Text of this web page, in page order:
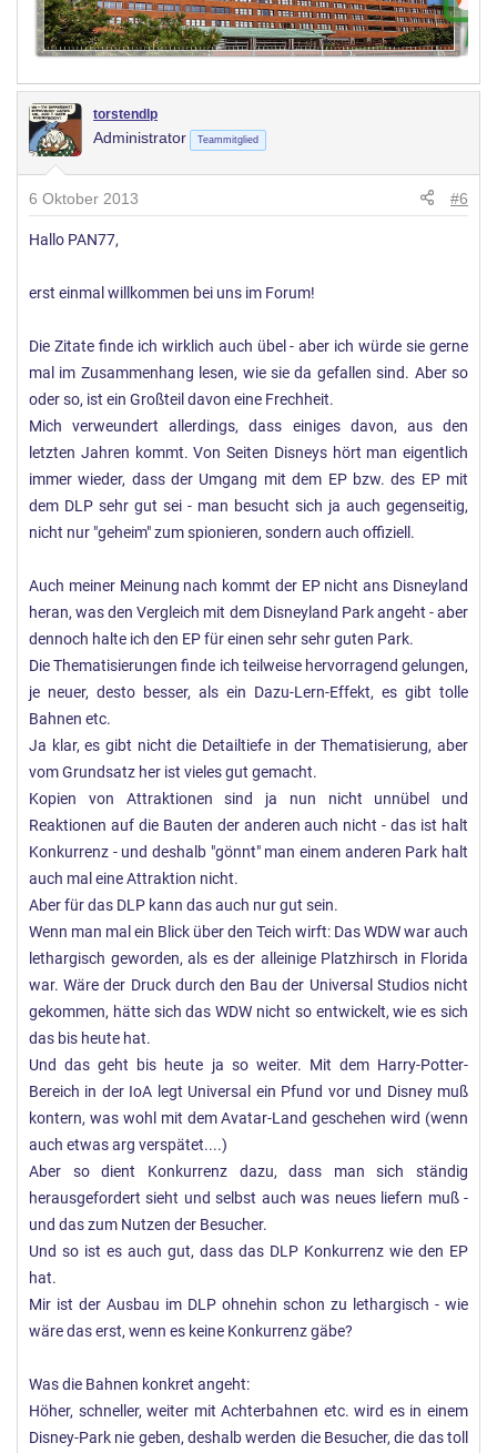
torstendlp
Administrator Teammitglied
6 Oktober 2013 #6
Hallo PAN77,
erst einmal willkommen bei uns im Forum!
Die Zitate finde ich wirklich auch übel - aber ich würde sie gerne
mal im Zusammenhang lesen, wie sie da gefallen sind. Aber so
oder so, ist ein Großteil davon eine Frechheit.
Mich verweundert allerdings, dass einiges davon, aus den
letzten Jahren kommt. Von Seiten Disneys hört man eigentlich
immer wieder, dass der Umgang mit dem EP bzw. des EP mit
dem DLP sehr gut sei - man besucht sich ja auch gegenseitig,
nicht nur "geheim" zum spionieren, sondern auch offiziell.
Auch meiner Meinung nach kommt der EP nicht ans Disneyland
heran, was den Vergleich mit dem Disneyland Park angeht - aber
dennoch halte ich den EP für einen sehr sehr guten Park.
Die Thematisierungen finde ich teilweise hervorragend gelungen,
je neuer, desto besser, als ein Dazu-Lern-Effekt, es gibt tolle
Bahnen etc.
Ja klar, es gibt nicht die Detailtiefe in der Thematisierung, aber
vom Grundsatz her ist vieles gut gemacht.
Kopien von Attraktionen sind ja nun nicht unnübel und
Reaktionen auf die Bauten der anderen auch nicht - das ist halt
Konkurrenz - und deshalb "gönnt" man einem anderen Park halt
auch mal eine Attraktion nicht.
Aber für das DLP kann das auch nur gut sein.
Wenn man mal ein Blick über den Teich wirft: Das WDW war auch
lethargisch geworden, als es der alleinige Platzhirsch in Florida
war. Wäre der Druck durch den Bau der Universal Studios nicht
gekommen, hätte sich das WDW nicht so entwickelt, wie es sich
das bis heute hat.
Und das geht bis heute ja so weiter. Mit dem Harry-Potter-
Bereich in der IoA legt Universal ein Pfund vor und Disney muß
kontern, was wohl mit dem Avatar-Land geschehen wird (wenn
auch etwas arg verspätet....)
Aber so dient Konkurrenz dazu, dass man sich ständig
herausgefordert sieht und selbst auch was neues liefern muß -
und das zum Nutzen der Besucher.
Und so ist es auch gut, dass das DLP Konkurrenz wie den EP
hat.
Mir ist der Ausbau im DLP ohnehin schon zu lethargisch - wie
wäre das erst, wenn es keine Konkurrenz gäbe?
Was die Bahnen konkret angeht:
Höher, schneller, weiter mit Achterbahnen etc. wird es in einem
Disney-Park nie geben, deshalb werden die Besucher, die das toll